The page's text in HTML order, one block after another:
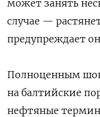
может занять
случае —
предупреждает
Полноценным
на балтийские
нефтяные